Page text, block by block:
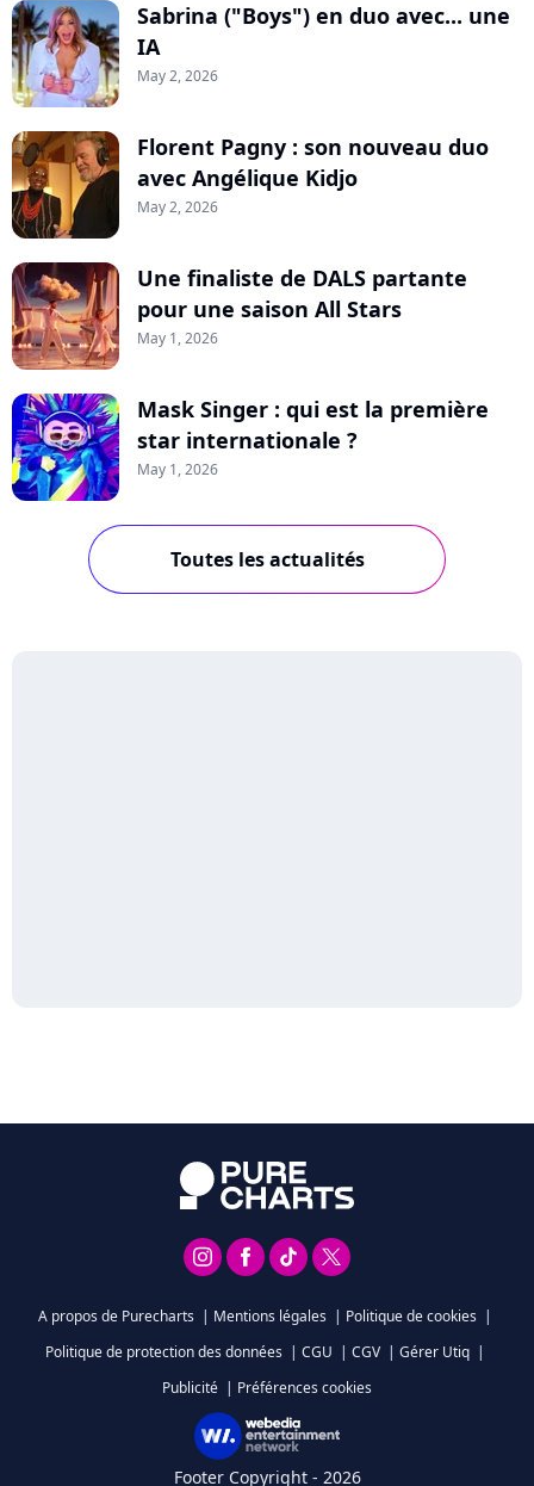
Sabrina ("Boys") en duo avec... une
IA
May 2, 2026
Florent Pagny : son nouveau duo
avec Angélique Kidjo
May 2, 2026
Une finaliste de DALS partante
pour une saison All Stars
May 1, 2026
Mask Singer : qui est la première
star internationale ?
May 1, 2026
Toutes les actualités
A propos de Purecharts | Mentions légales | Politique de cookies |
Politique de protection des données | CGU | CGV | Gérer Utiq |
Publicité | Préférences cookies
Footer Copyright - 2026